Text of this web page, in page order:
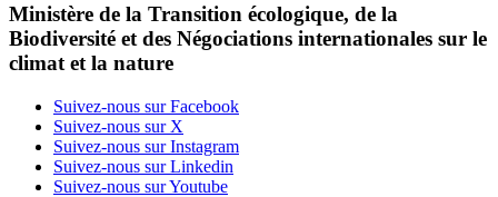
Ministère de la Transition écologique, de la
Biodiversité et des Négociations internationales sur le
climat et la nature
Suivez-nous sur Facebook
Suivez-nous sur X
Suivez-nous sur Instagram
Suivez-nous sur Linkedin
Suivez-nous sur Youtube